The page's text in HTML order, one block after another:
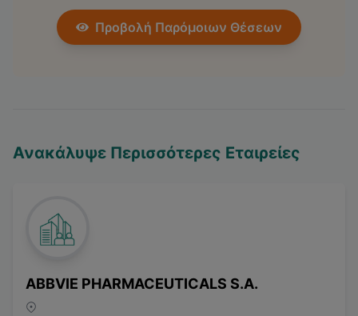
Προβολή Παρόμοιων Θέσεων
Ανακάλυψε Περισσότερες Εταιρείες
ABBVIE PHARMACEUTICALS S.A.